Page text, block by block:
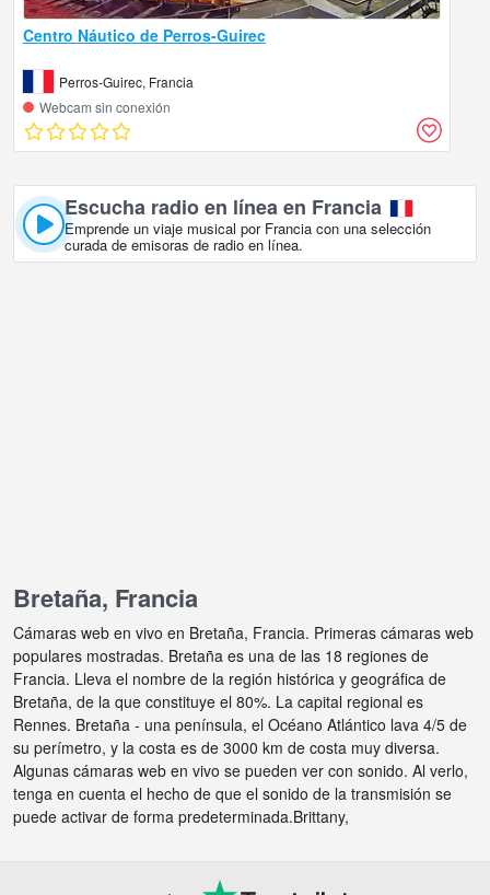
Centro Náutico de Perros-Guirec
Perros-Guirec, Francia
Webcam sin conexión
Escucha radio en línea en Francia
Emprende un viaje musical por Francia con una selección
curada de emisoras de radio en línea.
Bretaña, Francia
Cámaras web en vivo en Bretaña, Francia. Primeras cámaras web
populares mostradas. Bretaña es una de las 18 regiones de
Francia. Lleva el nombre de la región histórica y geográfica de
Bretaña, de la que constituye el 80%. La capital regional es
Rennes. Bretaña - una península, el Océano Atlántico lava 4/5 de
su perímetro, y la costa es de 3000 km de costa muy diversa.
Algunas cámaras web en vivo se pueden ver con sonido. Al verlo,
tenga en cuenta el hecho de que el sonido de la transmisión se
puede activar de forma predeterminada.Brittany,